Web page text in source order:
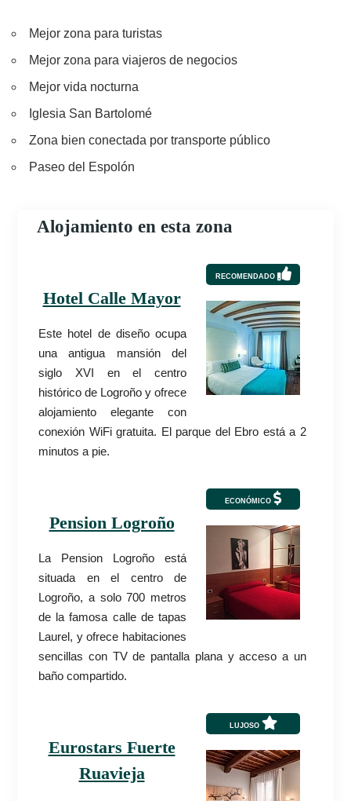
Mejor zona para turistas
Mejor zona para viajeros de negocios
Mejor vida nocturna
Iglesia San Bartolomé
Zona bien conectada por transporte público
Paseo del Espolón
Alojamiento en esta zona
RECOMENDADO
Hotel Calle Mayor
Este hotel de diseño ocupa
una antigua mansión del
siglo XVI en el centro
histórico de Logroño y ofrece
alojamiento elegante con
conexión WiFi gratuita. El parque del Ebro está a 2
minutos a pie.
ECONÓMICO
Pension Logroño
La Pension Logroño está
situada en el centro de
Logroño, a solo 700 metros
de la famosa calle de tapas
Laurel, y ofrece habitaciones
sencillas con TV de pantalla plana y acceso a un
baño compartido.
LUJOSO
Eurostars Fuerte
Ruavieja